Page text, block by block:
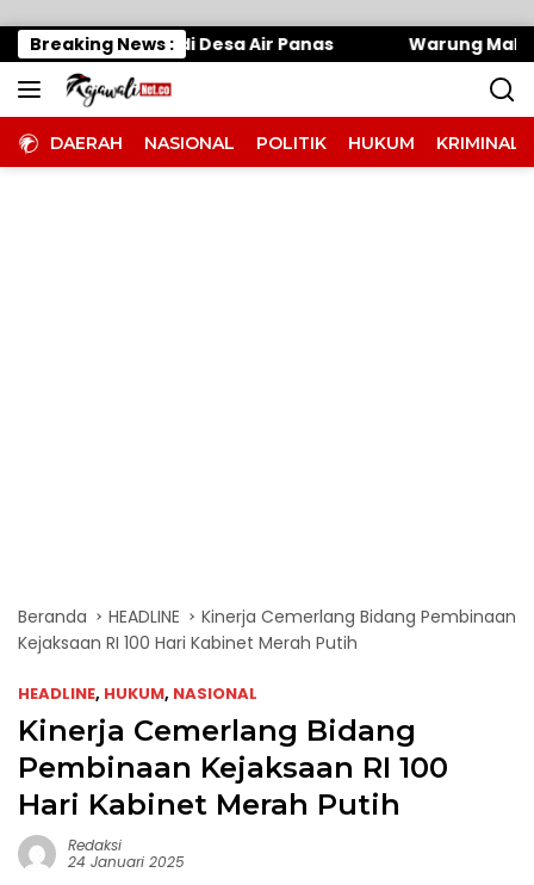
Breaking News :
Banjir di Desa Air Panas Warung Makan
DAERAH NASIONAL POLITIK HUKUM KRIMINAL
Beranda HEADLINE
Kinerja Cemerlang Bidang Pembinaan
Kejaksaan RI 100 Hari Kabinet Merah Putih
HEADLINE, HUKUM, NASIONAL
Kinerja Cemerlang Bidang
Pembinaan Kejaksaan RI 100
Hari Kabinet Merah Putih
Redaksi
24 Januari 2025